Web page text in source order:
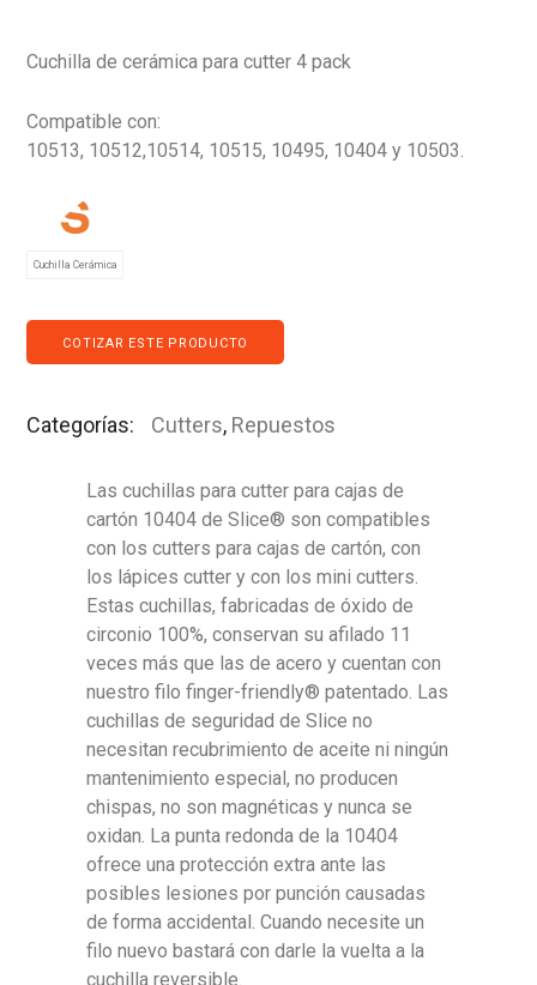
Cuchilla de cerámica para cutter 4 pack
Compatible con:
10513, 10512,10514, 10515, 10495, 10404 y 10503.
Cuchilla Cerámica
COTIZAR ESTE PRODUCTO
Categorías: Cutters, Repuestos
Las cuchillas para cutter para cajas de
cartón 10404 de Slice® son compatibles
con los cutters para cajas de cartón, con
los lápices cutter y con los mini cutters.
Estas cuchillas, fabricadas de óxido de
circonio 100%, conservan su afilado 11
veces más que las de acero y cuentan con
nuestro filo finger-friendly® patentado. Las
cuchillas de seguridad de Slice no
necesitan recubrimiento de aceite ni ningún
mantenimiento especial, no producen
chispas, no son magnéticas y nunca se
oxidan. La punta redonda de la 10404
ofrece una protección extra ante las
posibles lesiones por punción causadas
de forma accidental. Cuando necesite un
filo nuevo bastará con darle la vuelta a la
cuchilla reversible.